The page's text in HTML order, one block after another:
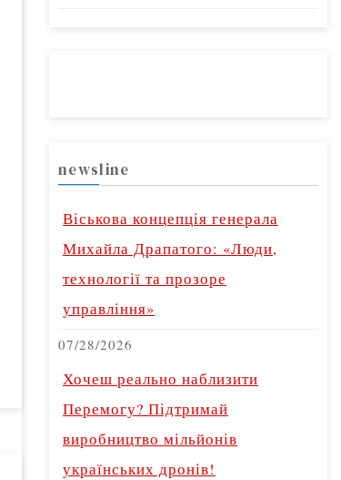
newsline
Віськова концепція генерала
Михайла Драпатого: «Люди,
технології та прозоре
управління»
07/28/2026
Хочеш реально наблизити
Перемогу? Підтримай
виробництво мільйонів
українських дронів!